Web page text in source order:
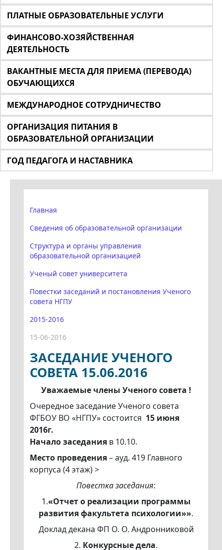
ПЛАТНЫЕ ОБРАЗОВАТЕЛЬНЫЕ УСЛУГИ
ФИНАНСОВО-ХОЗЯЙСТВЕННАЯ
ДЕЯТЕЛЬНОСТЬ
ВАКАНТНЫЕ МЕСТА ДЛЯ ПРИЕМА (ПЕРЕВОДА)
ОБУЧАЮЩИХСЯ
МЕЖДУНАРОДНОЕ СОТРУДНИЧЕСТВО
ОРГАНИЗАЦИЯ ПИТАНИЯ В
ОБРАЗОВАТЕЛЬНОЙ ОРГАНИЗАЦИИ
ГОД ПЕДАГОГА И НАСТАВНИКА
Главная
Сведения об образовательной организации
Структура и органы управления
образовательной организацией
Ученый совет университета
Повестки заседаний и постановления Ученого
совета НГПУ
2015-2016
15-06-2016
ЗАСЕДАНИЕ УЧЕНОГО
СОВЕТА 15.06.2016
Уважаемые члены Ученого совета !
Очередное заседание Ученого совета
ФГБОУ ВО «НГПУ» состоится 15 июня
2016г.
Начало заседания в 10.10.
Место проведения– ауд. 419 Главного
корпуса (4 этаж) >
Повестка заседания:
1.«Отчет о реализации программы
развития факультета психологии»».
Доклад декана ФП О. О. Андронниковой
2. Конкурсные дела.